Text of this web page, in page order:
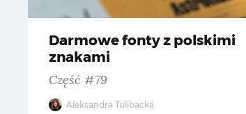
Darmowe fonty z polskimi
znakami
Część #79
Aleksandra Tulibacka